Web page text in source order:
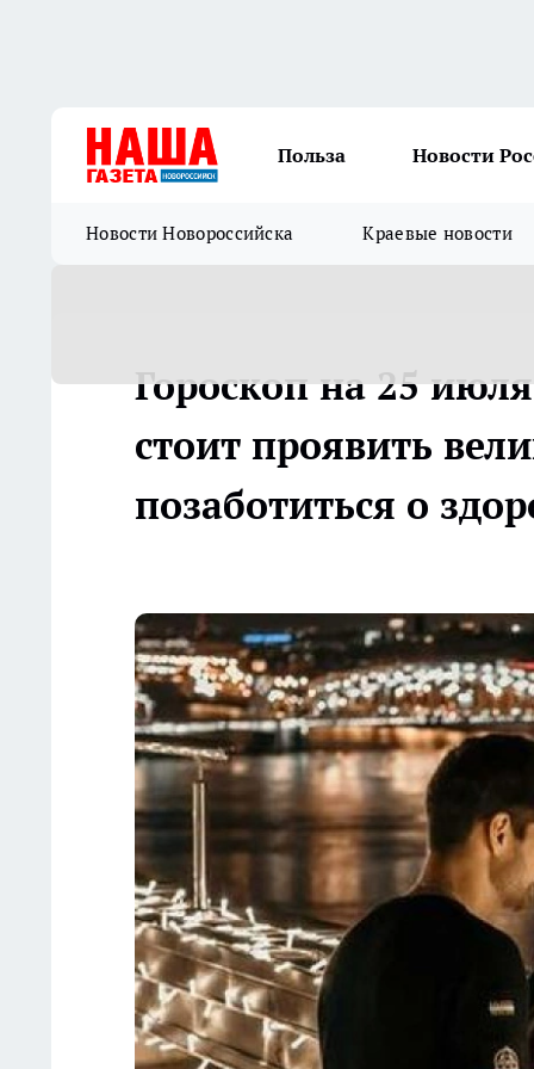
Польза Новости
Новости Новороссийска Краевые новости
Гороскоп на 25
стоит проявить
позаботиться о